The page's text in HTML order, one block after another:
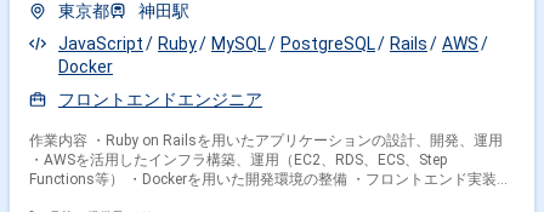
東京都
神田駅
JavaScript
Ruby MySQL PostgreSQL Rails
AWS
Docker
フロントエンドエンジニア
作業内容 ・Ruby on Railsを用いたアプリケーションの設計、開発、運用
・AWSを活用したインフラ構築、運用（EC2、RDS、ECS、Step
Functions等） ・Dockerを用いた開発環境の整備 ・フロントエンド実装